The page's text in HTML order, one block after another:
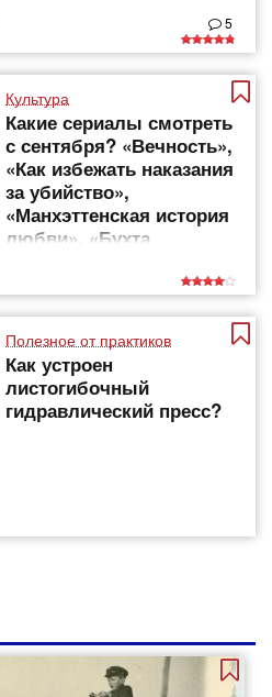
5
Культура
Какие сериалы смотреть
с сентября? «Вечность»,
«Как избежать наказания
за убийство»,
«Манхэттенская история
любви», «Бухта
Полезное от практиков
Как устроен
листогибочный
гидравлический пресс?